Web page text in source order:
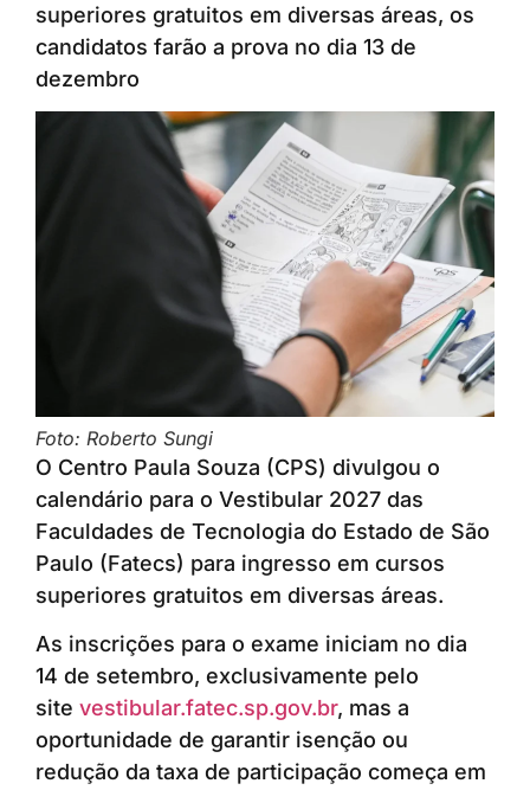
superiores gratuitos em diversas áreas, os
candidatos farão a prova no dia 13 de
dezembro
Foto: Roberto Sungi
O Centro Paula Souza (CPS) divulgou o
calendário para o Vestibular 2027 das
Faculdades de Tecnologia do Estado de São
Paulo (Fatecs) para ingresso em cursos
superiores gratuitos em diversas áreas.
As inscrições para o exame iniciam no dia
14 de setembro, exclusivamente pelo
site vestibular.fatec.sp.gov.br, mas a
oportunidade de garantir isenção ou
redução da taxa de participação começa em